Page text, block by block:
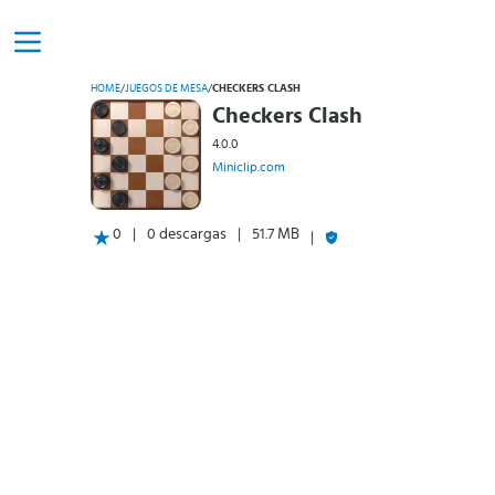
HOME/JUEGOS DE MESA/CHECKERS CLASH
Checkers Clash
4.0.0
Miniclip.com
0 0 descargas 51.7 MB